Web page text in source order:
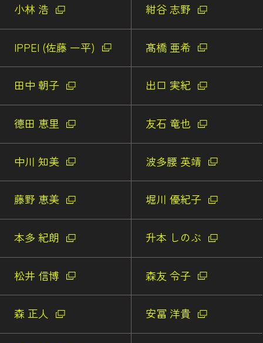
小林 浩 紺谷 志野
IPPEI (佐藤 一平) 髙橋 亜希
田中 朝子 出口 実紀
德田 恵里 友石 竜也
中川 知美 波多腰 英靖
藤野 恵美 堀川 優紀子
本多 紀朗 升本 しのぶ
松井 信博 森友 令子
森 正人 安冨 洋貴